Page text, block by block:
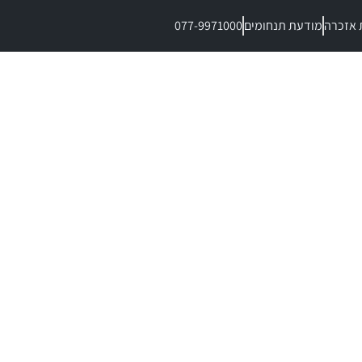
אזכרהמודעת תנחומים077-9971000